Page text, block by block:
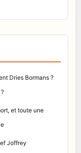
Dries Bormans ?
et toute une
Joffrey